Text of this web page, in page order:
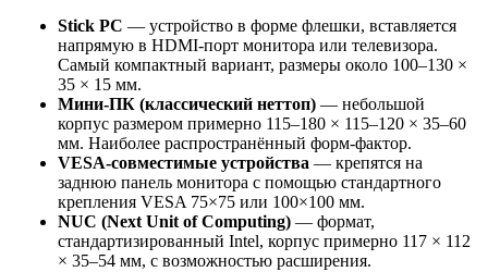
Stick PC — устройство в форме флешки, вставляется
напрямую в HDMI-порт монитора или телевизора.
Самый компактный вариант, размеры около 100–130 ×
35 × 15 мм.
Мини-ПК (классический неттоп) — небольшой
корпус размером примерно 115–180 × 115–120 × 35–60
мм. Наиболее распространённый форм-фактор.
VESA-совместимые устройства — крепятся на
заднюю панель монитора с помощью стандартного
крепления VESA 75×75 или 100×100 мм.
NUC (Next Unit of Computing) — формат,
стандартизированный Intel, корпус примерно 117 × 112
× 35–54 мм, с возможностью расширения.